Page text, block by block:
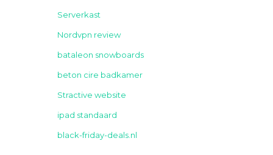
Serverkast
Nordvpn review
bataleon snowboards
beton cire badkamer
Stractive website
ipad standaard
black-friday-deals.nl